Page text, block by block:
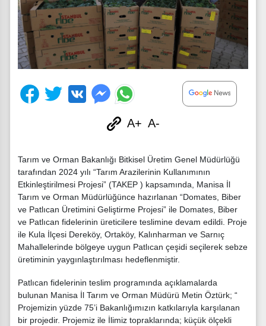
A+ A-
Tarım ve Orman Bakanlığı Bitkisel Üretim Genel Müdürlüğü
tarafından 2024 yılı “Tarım Arazilerinin Kullanımının
Etkinleştirilmesi Projesi” (TAKEP ) kapsamında, Manisa İl
Tarım ve Orman Müdürlüğünce hazırlanan “Domates, Biber
ve Patlıcan Üretimini Geliştirme Projesi” ile Domates, Biber
ve Patlıcan fidelerinin üreticilere teslimine devam edildi. Proje
ile Kula İlçesi Dereköy, Ortaköy, Kalınharman ve Sarnıç
Mahallelerinde bölgeye uygun Patlıcan çeşidi seçilerek sebze
üretiminin yaygınlaştırılması hedeflenmiştir.
Patlıcan fidelerinin teslim programında açıklamalarda
bulunan Manisa İl Tarım ve Orman Müdürü Metin Öztürk; “
Projemizin yüzde 75’i Bakanlığımızın katkılarıyla karşılanan
bir projedir. Projemiz ile İlimiz topraklarında; küçük ölçekli